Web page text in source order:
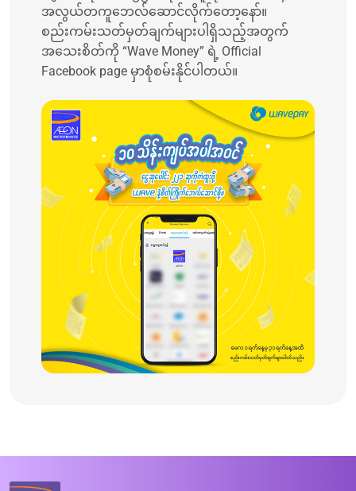
အလွယ်တကူဘေလ်ဆောင်လိုက်တော့နော်။
စည်းကမ်းသတ်မှတ်ချက်များပါရှိသည့်အတွက်
အသေးစိတ်ကို “Wave Money” ရဲ့ Official
Facebook page မှာစုံစမ်းနိုင်ပါတယ်။